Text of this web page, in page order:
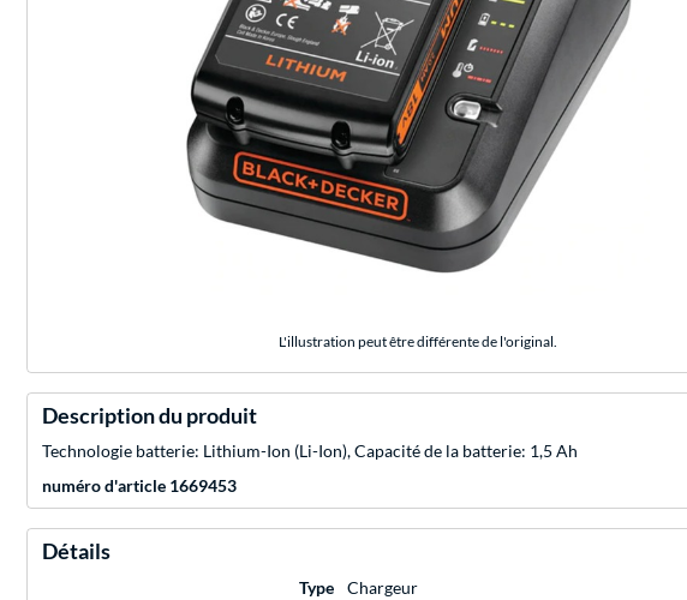
L'illustration peut être différente de l'original.
Description du produit
Technologie batterie: Lithium-Ion (Li-Ion), Capacité de la batterie: 1,5 Ah
numéro d'article 1669453
Détails
Type
Chargeur